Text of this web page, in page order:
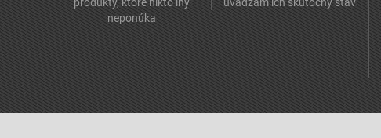
neponúka